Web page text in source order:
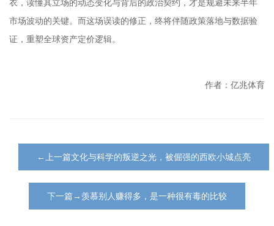
衣，读懂其立场的动态变化与背后的政治契约，才是规避未来半年
市场波动的关键。而这场误读的修正，终将伴随政策落地与数据验
证，重塑全球资产定价逻辑。
作者：亿兆体育
←上一篇文化与科学的叛逆之光，被倔强的西欧小城点亮
下一篇→羡慕别人赚得多，是一种很有毒的比较